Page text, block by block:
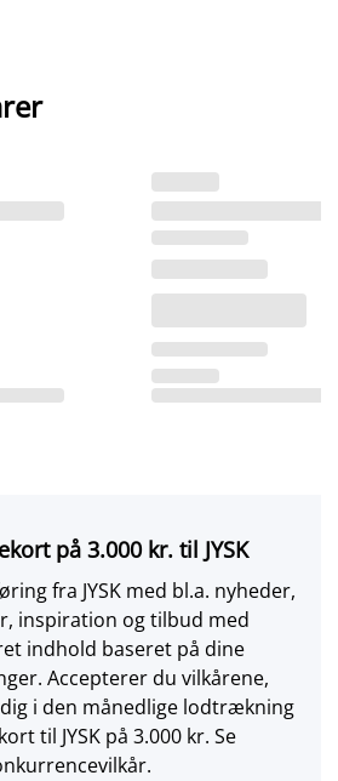
på 3.000 kr. til JYSK
fra JYSK med bl.a. nyheder,
inspiration og tilbud med
indhold baseret på dine
Accepterer du vilkårene,
i den månedlige lodtrækning
til JYSK på 3.000 kr. Se